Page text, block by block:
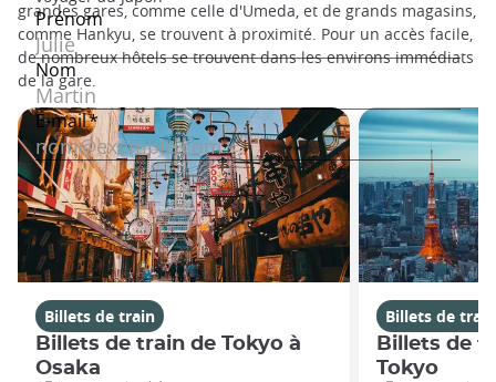
grandes gares, comme celle d'Umeda, et de grands magasins,
comme Hankyu, se trouvent à proximité. Pour un accès facile,
de nombreux hôtels se trouvent dans les environs immédiats
de la gare.
Billets de train
Billets de train de Tokyo à
Osaka
Billets de train
Billets de
Tokyo